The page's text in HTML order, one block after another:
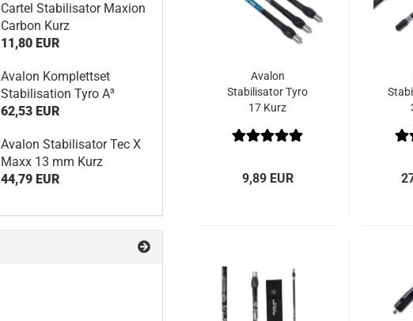
Avalon
Stabilisator Tyro
17 Kurz
9,89 EUR
Cartel Stabilisator Maxion
Carbon Kurz
11,80 EUR
Avalon Komplettset
Stabilisation Tyro A³
62,53 EUR
Avalon Stabilisator Tec X
Maxx 13 mm Kurz
44,79 EUR